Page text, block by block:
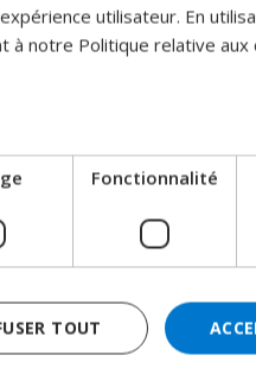
utilisateur. En
à notre Politique relative aux
Fonctionnalité
TOUT